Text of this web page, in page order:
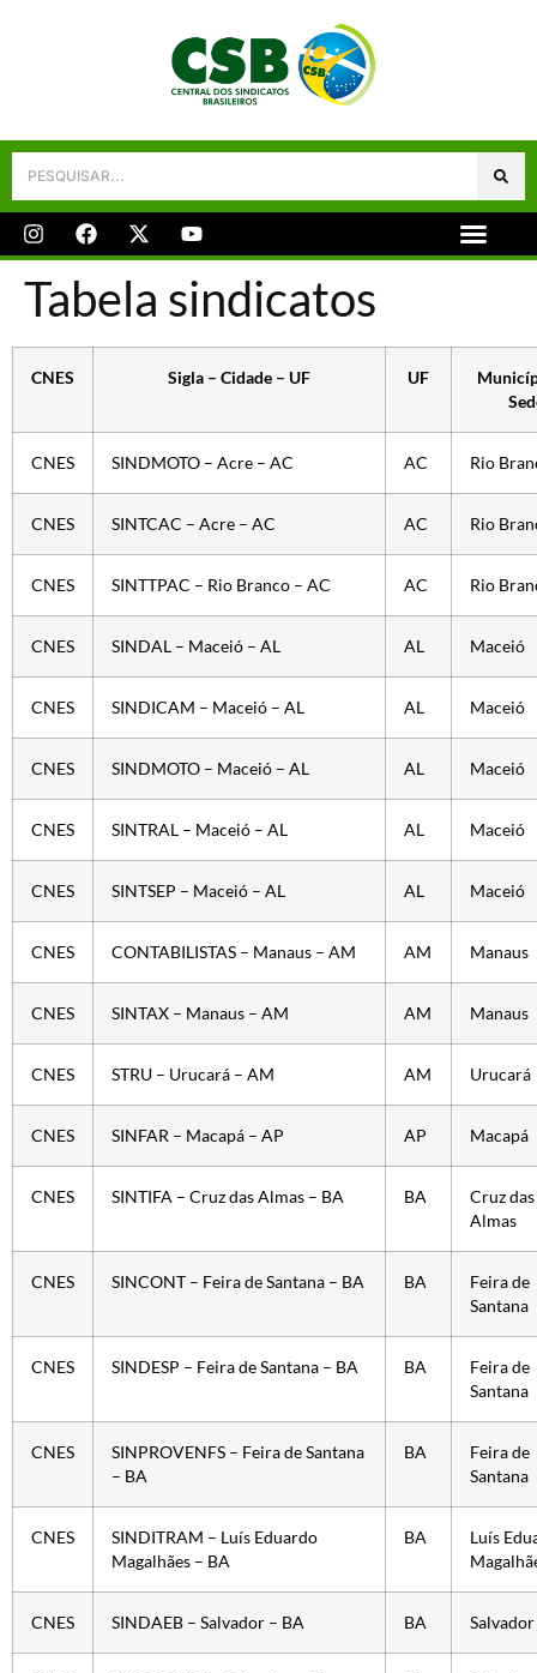
Tabela sindicatos
CNES Sigla – Cidade – UF UF
CNES SINDMOTO – Acre – AC AC Rio
CNES SINTCAC – Acre – AC AC Rio
CNES SINTTPAC – Rio Branco – AC AC Rio
CNES SINDAL – Maceió – AL AL Maceió
CNES SINDICAM – Maceió – AL AL Maceió
CNES SINDMOTO – Maceió – AL AL Maceió
CNES SINTRAL – Maceió – AL AL Maceió
CNES SINTSEP – Maceió – AL AL Maceió
CNES CONTABILISTAS – Manaus – AM AM Manaus
CNES SINTAX – Manaus – AM AM Manaus
CNES STRU – Urucará – AM AM Urucará
CNES SINFAR – Macapá – AP AP Macapá
CNES SINTIFA – Cruz das Almas – BA BA
Cruz das
Almas
CNES SINCONT – Feira de Santana – BA BA
Feira de
Santana
CNES SINDESP – Feira de Santana – BA BA
Feira de
Santana
CNES
SINPROVENFS – Feira de Santana
– BA
BA
Feira de
Santana
CNES
SINDITRAM – Luís Eduardo
Magalhães – BA
BA
Luís
CNES SINDAEB – Salvador – BA BA Salvador